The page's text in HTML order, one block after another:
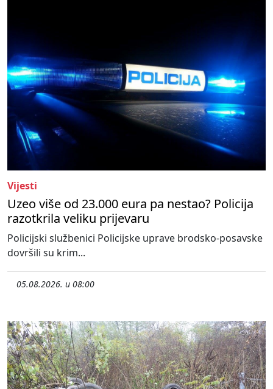
Vijesti
Uzeo više od 23.000 eura pa nestao? Policija
razotkrila veliku prijevaru
Policijski službenici Policijske uprave brodsko-posavske
dovršili su krim...
05.08.2026. u 08:00